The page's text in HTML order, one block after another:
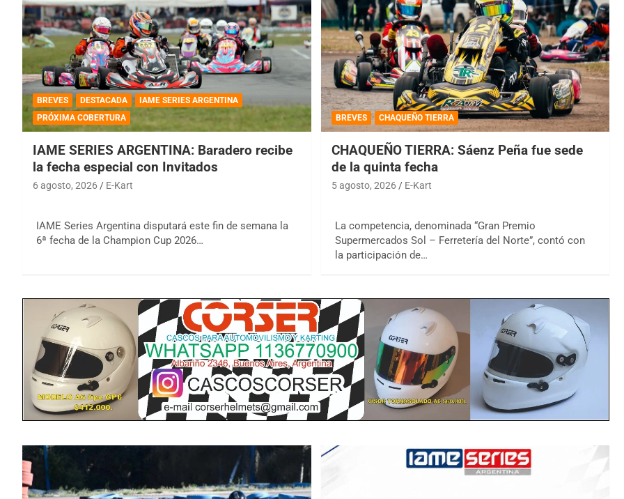
BREVES DESTACADA
IAME SERIES ARGENTINA
PRÓXIMA COBERTURA
IAME SERIES ARGENTINA: Baradero recibe
la fecha especial con Invitados
6 agosto, 2026 E-Kart
IAME Series Argentina disputará este fin de semana la
6ª fecha de la Champion Cup 2026…
BREVES CHAQUEÑO TIERRA
CHAQUEÑO TIERRA: Sáenz Peña fue sede
de la quinta fecha
5 agosto, 2026 E-Kart
La competencia, denominada “Gran Premio
Supermercados Sol – Ferretería del Norte”, contó con
la participación de…